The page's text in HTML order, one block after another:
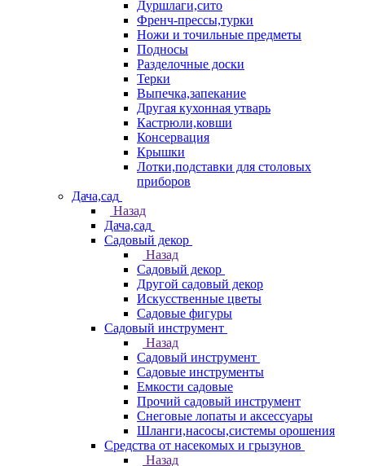
Дуршлаги,сито
Френч-прессы,турки
Ножи и точильные предметы
Подносы
Разделочные доски
Терки
Выпечка,запекание
Другая кухонная утварь
Кастрюли,ковши
Консервация
Крышки
Лотки,подставки для столовых
приборов
Дача,сад
Назад
Дача,сад
Садовый декор
Назад
Садовый декор
Другой садовый декор
Искусственные цветы
Садовые фигуры
Садовый инструмент
Назад
Садовый инструмент
Садовые инструменты
Емкости садовые
Прочий садовый инструмент
Снеговые лопаты и аксессуары
Шланги,насосы,системы орошения
Средства от насекомых и грызунов
Назад